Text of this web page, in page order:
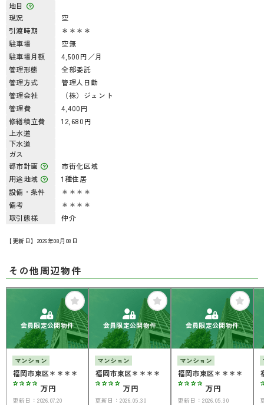
地目
現況
空
引渡時期
＊＊＊＊
駐車場
空無
駐車場月額
4,500円／月
管理形態
全部委託
管理方式
管理人日勤
管理会社
（株）ジェント
管理費
4,400円
修繕積立費
12,680円
上水道
下水道
ガス
都市計画
市街化区域
用途地域
1種住居
設備・条件
＊＊＊＊
備考
＊＊＊＊
取引態様
仲介
【更新日】2026年08月08日
その他周辺物件
会員限定公開物件
マンション
福岡市東区＊＊＊＊
**** 万円
更新日： 2026.07.20
会員限定公開物件
マンション
福岡市東区＊＊＊＊
**** 万円
更新日： 2026.05.30
会員限定公開物件
マンション
福岡市東区＊＊＊＊
**** 万円
更新日： 2026.05.30